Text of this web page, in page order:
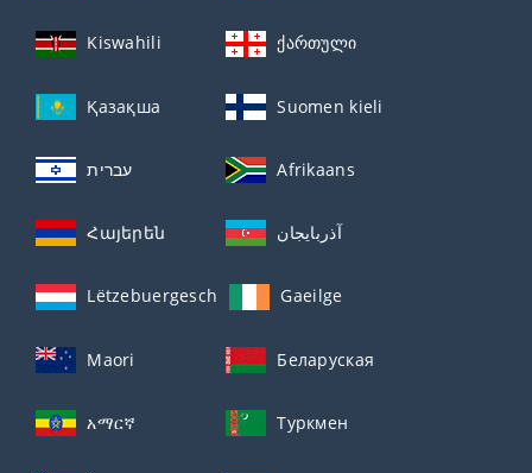
Kiswahili ქართული
Қазақша Suomen kieli
עברית Afrikaans
Հայերեն آذربايجان
Lëtzebuergesch Gaeilge
Maori Беларуская
አማርኛ Туркмен